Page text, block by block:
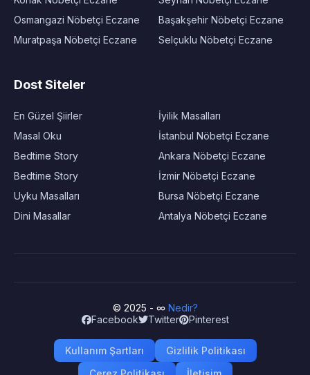
Osmangazi Nöbetçi Eczane
Muratpaşa Nöbetçi Eczane
Başakşehir Nöbetçi Eczane
Selçuklu Nöbetçi Eczane
Dost Siteler
En Güzel Şiirler
Masal Oku
Bedtime Story
Bedtime Story
Uyku Masalları
Dini Masallar
İyilik Masalları
İstanbul Nöbetçi Eczane
Ankara Nöbetçi Eczane
İzmir Nöbetçi Eczane
Bursa Nöbetçi Eczane
Antalya Nöbetçi Eczane
© 2025 - ∞ Nedir?
Facebook
Twitter Pinterest
Kullanım Şartları
Gizlilik Politikası